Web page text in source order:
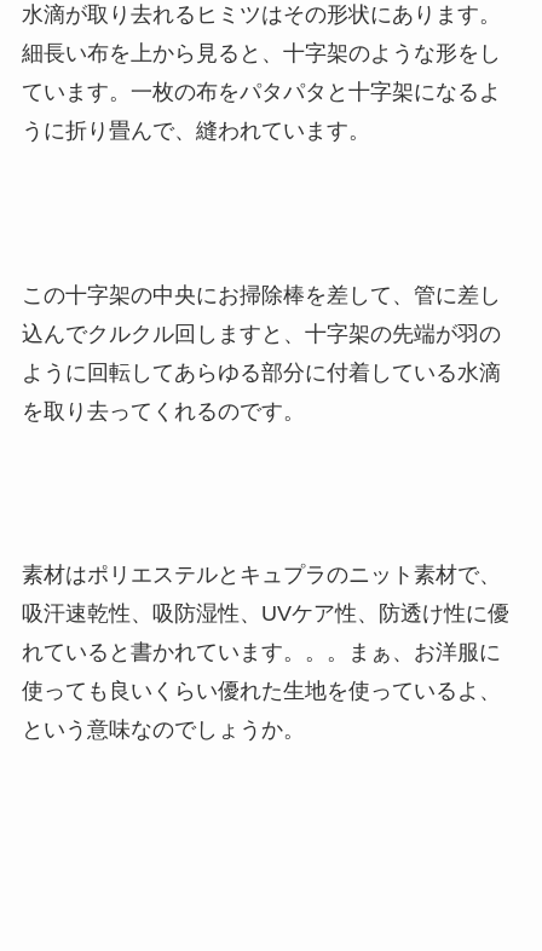
水滴が取り去れるヒミツはその形状にあります。
細長い布を上から見ると、十字架のような形をし
ています。一枚の布をパタパタと十字架になるよ
うに折り畳んで、縫われています。
この十字架の中央にお掃除棒を差して、管に差し
込んでクルクル回しますと、十字架の先端が羽の
ように回転してあらゆる部分に付着している水滴
を取り去ってくれるのです。
素材はポリエステルとキュプラのニット素材で、
吸汗速乾性、吸防湿性、UVケア性、防透け性に優
れていると書かれています。。。まぁ、お洋服に
使っても良いくらい優れた生地を使っているよ、
という意味なのでしょうか。